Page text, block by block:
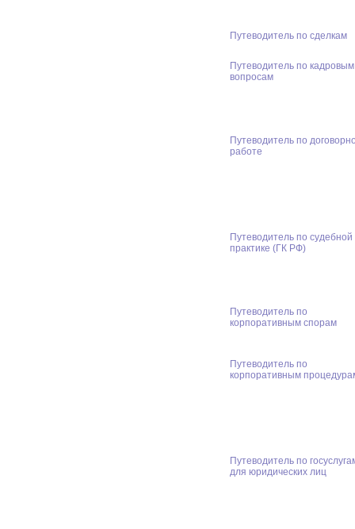
Путеводитель по сделкам
Путеводитель по кадровым
вопросам
Путеводитель по
работе
Путеводитель по судебной
практике (ГК РФ)
Путеводитель по
корпоративным спорам
Путеводитель по
корпоративным
Путеводитель по
для юридических лиц